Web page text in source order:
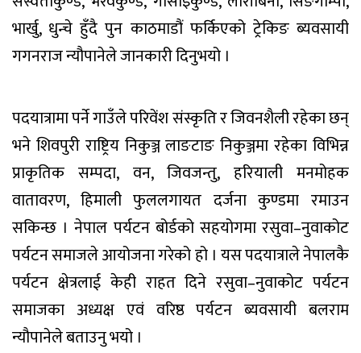
भार्खु, धुन्चे हुँदै पुन काठमाडौं फर्किएको ट्रेकिङ ब्यवसायी
गगनराज न्यौपानेले जानकारी दिनुभयो ।
पदयात्रामा पर्ने गाउँले परिवेंश संस्कृति र जिवनशैली रहेका छन्
भने शिवपुरी राष्ट्रिय निकुञ्ज लाङटाङ निकुञ्जमा रहेका विभिन्न
प्राकृतिक सम्पदा, वन, जिवजन्तु, हरियाली मनमोहक
वातावरण, हिमाली फुललगायत दर्जना कुण्डमा रमाउन
सकिन्छ । नेपाल पर्यटन बोर्डको सहयोगमा रसुवा–नुवाकोट
पर्यटन समाजले आयोजना गरेको हो । यस पदयात्राले नेपालकै
पर्यटन क्षेत्रलाई केही राहत दिने रसुवा–नुवाकोट पर्यटन
समाजका अध्यक्ष एवं वरिष्ठ पर्यटन ब्यवसायी बलराम
न्यौपानेले बताउनु भयो ।